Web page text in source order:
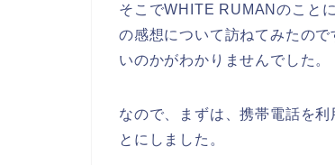
そこでWHITE RUMANのこと
の感想について訪ねてみたの
いのかがわかりませんでした。
なので、まずは、携帯電話を
とにしました。